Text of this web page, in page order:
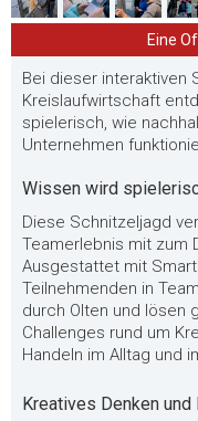
Eine
Bei dieser interaktiven
Kreislaufwirtschaft
spielerisch, wie
Unternehmen
Wissen wird
Diese Schnitzeljagd
Teamerlebnis mit zum
Ausgestattet mit
Teilnehmenden in
durch Olten und lösen
Challenges rund um
Handeln im Alltag und
Kreatives Denken und